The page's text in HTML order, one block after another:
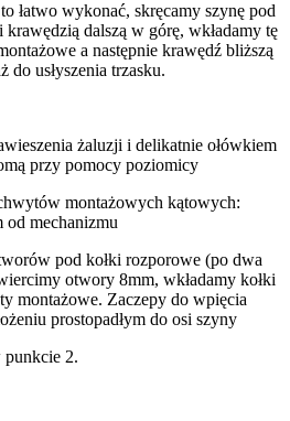
łatwo wykonać, skręcamy szynę pod
krawędzią dalszą w górę, wkładamy tę
a następnie krawędź bliższą
do usłyszenia trzasku.
żaluzji i delikatnie ołówkiem
przy pomocy poziomicy
montażowych kątowych:
od mechanizmu
pod kołki rozporowe (po dwa
otwory 8mm, wkładamy kołki
montażowe. Zaczepy do wpięcia
prostopadłym do osi szyny
2.